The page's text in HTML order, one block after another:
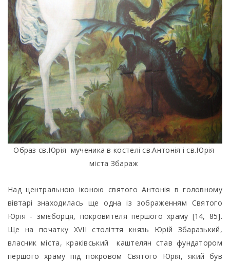
Образ св.Юрія мученика в костелі св.Антонія і св.Юрія
міста Збараж
Над центральною іконою святого Антонія в головному
вівтарі знаходилась ще одна із зображенням Святого
Юрія - змієборця, покровителя першого храму [14, 85].
Ще на початку ХVІІ століття князь Юрій Збаразький,
власник міста, краківський каштелян став фундатором
першого храму під покровом Святого Юрія, який був